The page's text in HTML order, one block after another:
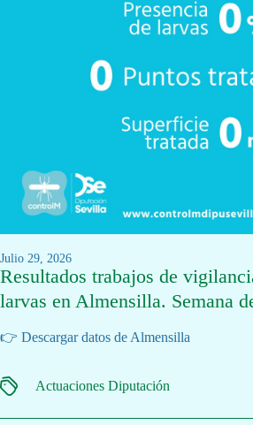
julio 29, 2026
Resultados trabajos de
larvas en Almensilla. Semana
👉 Descargar datos de Almensilla
Actuaciones Diputación